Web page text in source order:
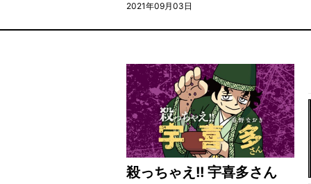
2021年09月03日
殺っちゃえ!! 宇喜多さん